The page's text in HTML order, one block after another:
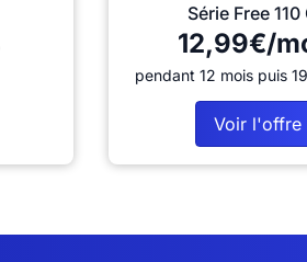
Série Free 110
12,99€/
pendant 12 mois puis
Voir l'offre